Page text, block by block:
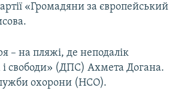
«Громадяни за європейський
– на пляжі, де неподалік
і свободи» (ДПС) Ахмета Догана.
охорони (НСО).